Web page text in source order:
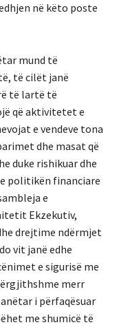
në këto poste
mund të
të cilët janë
të lartë të
që aktivitetet e
e vendeve tona
dhe masat që
duke rishikuar dhe
politikën financiare
e
Ekzekutiv,
drejtime ndërmjet
vit janë edhe
e sigurisë me
merr
i përfaqësuar
me shumicë të